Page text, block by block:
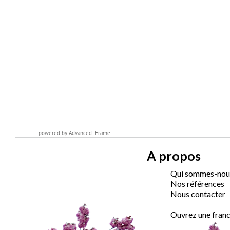
powered by Advanced iFrame
A propos
Qui sommes-
Nos références
Nous contacter
Ouvrez une